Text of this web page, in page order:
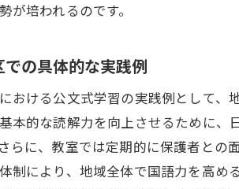
が培われるのです。
での具体的な実践例
おける公文式学習の実践例として、
本的な読解力を向上させるために、
らに、教室では定期的に保護者と
制により、地域全体で国語力を高め